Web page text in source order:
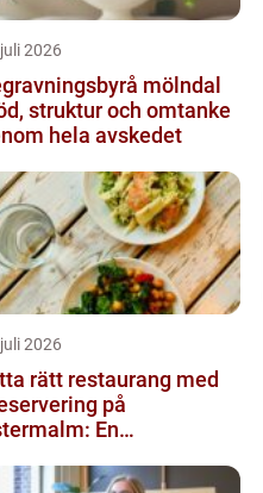
2026
mölndal
struktur och omtanke
hela avskedet
2026
rätt restaurang med
på
En